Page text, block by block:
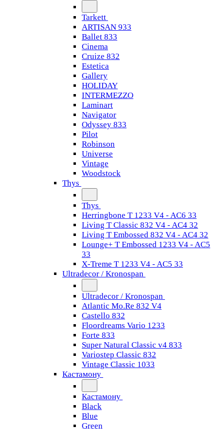
Tarkett
ARTISAN 933
Ballet 833
Cinema
Cruize 832
Estetica
Gallery
HOLIDAY
INTERMEZZO
Laminart
Navigator
Odyssey 833
Pilot
Robinson
Universe
Vintage
Woodstock
Thys
Thys
Herringbone T 1233 V4 - AC6 33
Living T Classic 832 V4 - AC4 32
Living T Embossed 832 V4 - AC4 32
Lounge+ T Embossed 1233 V4 - AC5
33
X-Treme T 1233 V4 - AC5 33
Ultradecor / Kronospan
Ultradecor / Kronospan
Atlantic Mo.Re 832 V4
Castello 832
Floordreams Vario 1233
Forte 833
Super Natural Classic v4 833
Variostep Classic 832
Vintage Classic 1033
Кастамону
Кастамону
Black
Blue
Green